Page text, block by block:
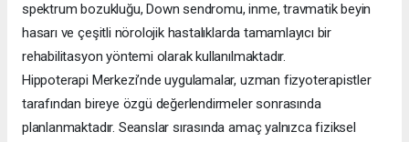
spektrum bozukluğu, Down sendromu, inme, travmatik beyin
hasarı ve çeşitli nörolojik hastalıklarda tamamlayıcı bir
rehabilitasyon yöntemi olarak kullanılmaktadır.
Hippoterapi Merkezi’nde uygulamalar, uzman fizyoterapistler
tarafından bireye özgü değerlendirmeler sonrasında
planlanmaktadır. Seanslar sırasında amaç yalnızca fiziksel